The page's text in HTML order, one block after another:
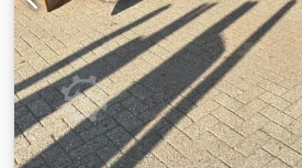
[mm]: 500 - └ Trog hoogte [mm]: 790
Transportafmetingen: 2000mm x
x h) - Transportgewicht [kg]: 4300kg
Financiële informatie BTW: De
BTW BTW/marge: BTW
Levering en inruil altijd mogelijk
sectoren Koen van Lent